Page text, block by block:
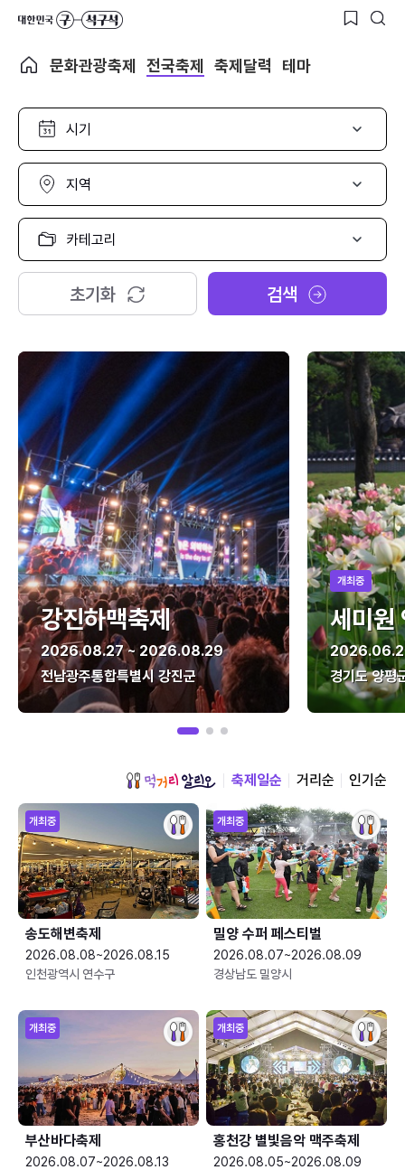
문화관광축제 전국축제 축제달력 테마
시
선
택
지
선
택
카
고
리
택
초기화 검색
강진하맥축제
2026.08.27 ~ 2026.08.29
전남광주통합특별시 강진군
개최중
세미원
경기도 양평
축제일순 거리순 인기순
개최중
송도해변축제
2026.08.08~2026.08.15
인천광역시 연수구
개최중
밀양 수퍼 페스티벌
2026.08.07~2026.08.09
경상남도 밀양시
개최중
부산바다축제
2026.08.07~2026.08.13
개최중
홍천강 별빛음악 맥주축제
2026.08.05~2026.08.09